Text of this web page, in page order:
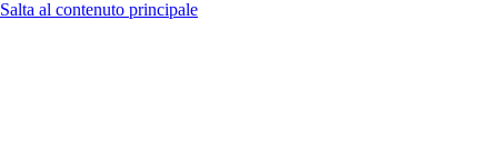
Salta al contenuto principale